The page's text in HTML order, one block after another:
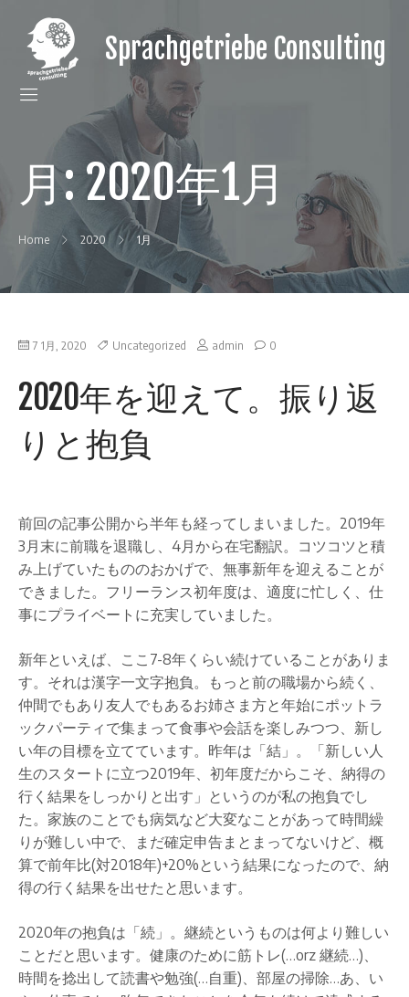
content
Sprachgetriebe Consulting
国
語
ナ
と
て、
と
り
合
る
ジ
ネ
ス
を
サ
ポ
ト
い
た
し
す
月: 2020年1月
Home 2020 1月
7 1月, 2020 Uncategorized admin 0
を
迎
え
抱
負
2020年を迎えて。振り返
りと抱負
前回の記事公開から半年も経ってしまいました。2019年
3月末に前職を退職し、4月から在宅翻訳。コツコツと積
み上げていたもののおかげで、無事新年を迎えることが
できました。フリーランス初年度は、適度に忙しく、仕
事にプライベートに充実していました。
新年といえば、ここ7-8年くらい続けていることがありま
す。それは漢字一文字抱負。もっと前の職場から続く、
仲間でもあり友人でもあるお姉さま方と年始にポットラ
ックパーティで集まって食事や会話を楽しみつつ、新し
い年の目標を立てています。昨年は「結」。「新しい人
生のスタートに立つ2019年、初年度だからこそ、納得の
行く結果をしっかりと出す」というのが私の抱負でし
た。家族のことでも病気など大変なことがあって時間繰
りが難しい中で、まだ確定申告まとまってないけど、概
算で前年比(対2018年)+20%という結果になったので、納
得の行く結果を出せたと思います。
2020年の抱負は「続」。継続というものは何より難しい
ことだと思います。健康のために筋トレ(…orz 継続…)、
時間を捻出して読書や勉強(…自重)、部屋の掃除…あ、い